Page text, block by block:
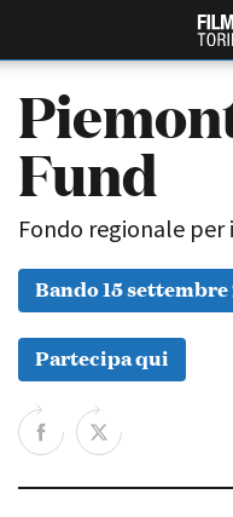
Chi siamo
Storia della Fondazione
Fund
Fondo regionale
Bando 15
Partecipa qui